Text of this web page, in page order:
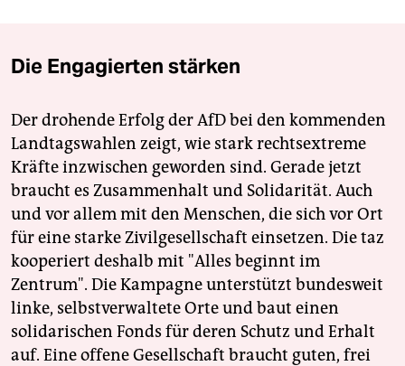
Die Engagierten stärken
Der drohende Erfolg der AfD bei den kommenden
Landtagswahlen zeigt, wie stark rechtsextreme
Kräfte inzwischen geworden sind. Gerade jetzt
braucht es Zusammenhalt und Solidarität. Auch
und vor allem mit den Menschen, die sich vor Ort
für eine starke Zivilgesellschaft einsetzen. Die taz
kooperiert deshalb mit "Alles beginnt im
Zentrum". Die Kampagne unterstützt bundesweit
linke, selbstverwaltete Orte und baut einen
solidarischen Fonds für deren Schutz und Erhalt
auf. Eine offene Gesellschaft braucht guten, frei